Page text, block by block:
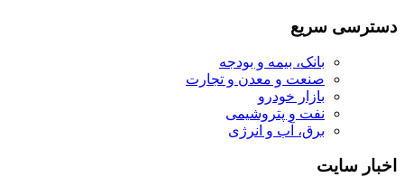
دسترسی سریع
بانک، بیمه و بودجه
صنعت و معدن و تجارت
بازار خودرو
نفت و پتروشیمی
برق، آب و انرژی
اخبار سایت